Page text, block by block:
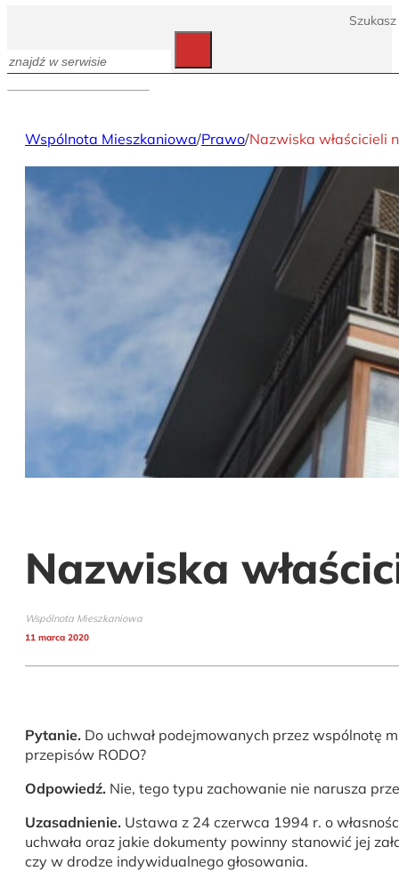
Wspólnota Mieszkaniowa/Prawo/Nazwiska właścicieli
Nazwiska
Wspólnota Mieszkaniowa
11 marca 2020
Pytanie. Do uchwał podejmowanych przez wspólnotę
przepisów RODO?
Odpowiedź. Nie, tego typu zachowanie nie narusza
Uzasadnienie. Ustawa z 24 czerwca 1994 r. o
uchwała oraz jakie dokumenty powinny stanowić jej
czy w drodze indywidualnego głosowania.